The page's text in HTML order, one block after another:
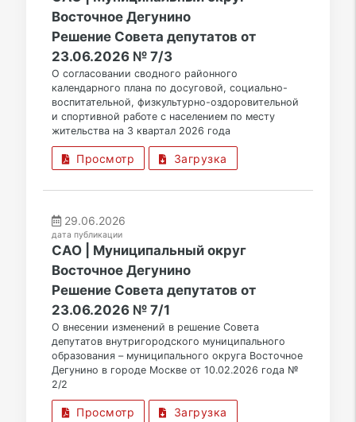
Восточное Дегунино
Решение Совета депутатов от
23.06.2026 № 7/3
О согласовании сводного районного
календарного плана по досуговой, социально-
воспитательной, физкультурно-оздоровительной
и спортивной работе с населением по месту
жительства на 3 квартал 2026 года
Просмотр Загрузка
29.06.2026
дата публикации
САО | Муниципальный округ
Восточное Дегунино
Решение Совета депутатов от
23.06.2026 № 7/1
О внесении изменений в решение Совета
депутатов внутригородского муниципального
образования – муниципального округа Восточное
Дегунино в городе Москве от 10.02.2026 года №
2/2
Просмотр Загрузка